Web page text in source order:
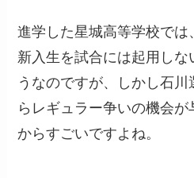
進学した星城高等学校で
新入生を試合には起用しな
うなのですが、しかし石
らレギュラー争いの機会が
からすごいですよね。